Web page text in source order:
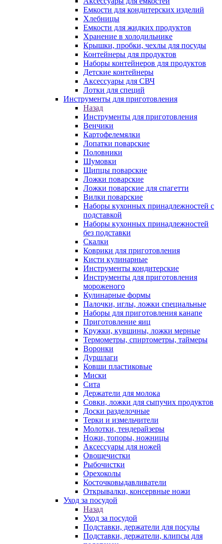
Емкости для кондитерских изделий
Хлебницы
Емкости для жидких продуктов
Хранение в холодильнике
Крышки, пробки, чехлы для посуды
Контейнеры для продуктов
Наборы контейнеров для продуктов
Детские контейнеры
Аксессуары для СВЧ
Лотки для специй
Инструменты для приготовления
Назад
Инструменты для приготовления
Венчики
Картофелемялки
Лопатки поварские
Половники
Шумовки
Щипцы поварские
Ложки поварские
Ложки поварские для спагетти
Вилки поварские
Наборы кухонных принадлежностей с
подставкой
Наборы кухонных принадлежностей
без подставки
Скалки
Коврики для приготовления
Кисти кулинарные
Инструменты кондитерские
Инструменты для приготовления
мороженого
Кулинарные формы
Палочки, иглы, ложки специальные
Наборы для приготовления канапе
Приготовление яиц
Кружки, кувшины, ложки мерные
Термометры, спиртометры, таймеры
Воронки
Дуршлаги
Ковши пластиковые
Миски
Сита
Держатели для молока
Совки, ложки для сыпучих продуктов
Доски разделочные
Терки и измельчители
Молотки, тендерайзеры
Ножи, топоры, ножницы
Аксессуары для ножей
Овощечистки
Рыбочистки
Орехоколы
Косточковыдавливатели
Открывалки, консервные ножи
Уход за посудой
Назад
Уход за посудой
Подставки, держатели для посуды
Подставки, держатели, клипсы для